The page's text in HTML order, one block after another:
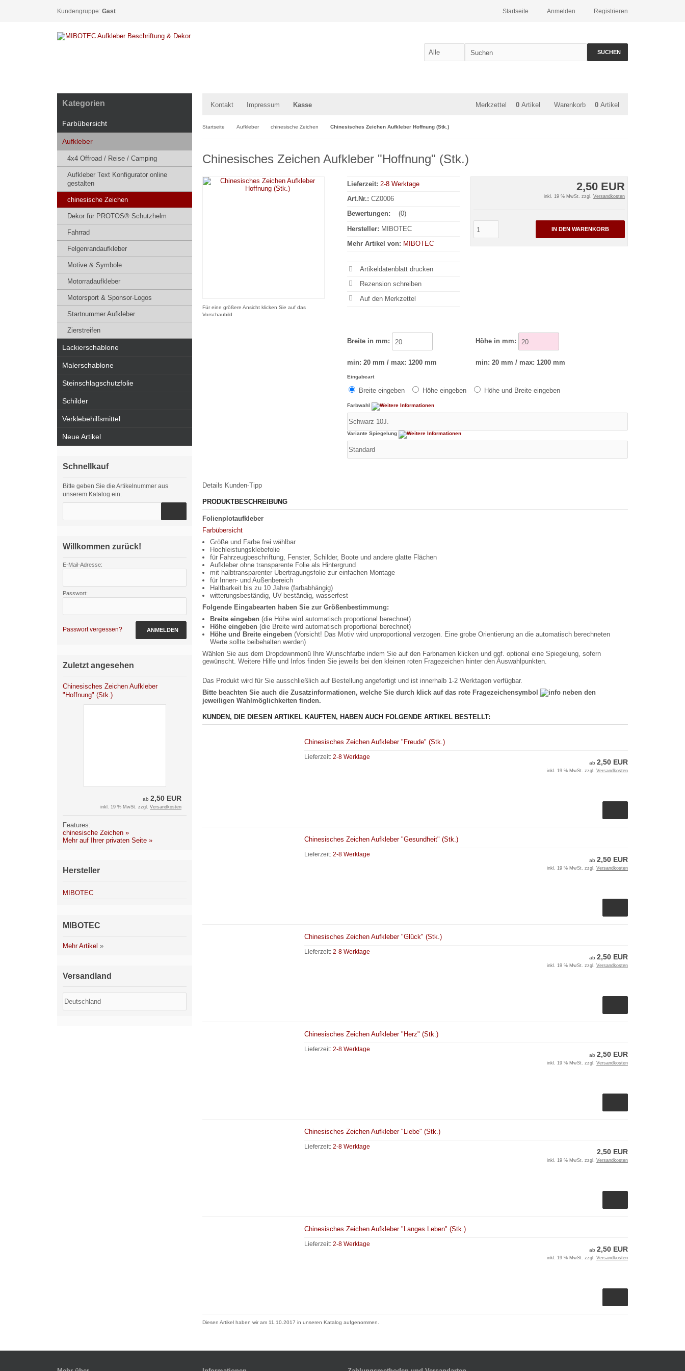
Kundengruppe: Gast Registrieren
Anmelden
Startseite
SUCHEN
Kontakt Impressum Kasse Warenkorb 0 Artikel
Merkzettel 0 Artikel
Startseite Aufkleber chinesische Zeichen Chinesisches Zeichen Aufkleber Hoffnung (Stk.)
Chinesisches Zeichen Aufkleber "Hoffnung" (Stk.)
Für eine größere Ansicht klicken Sie auf das
Vorschaubild
2,50 EUR
inkl. 19 % MwSt. zzgl. Versandkosten
IN DEN WARENKORB
Lieferzeit: 2-8 Werktage
Art.Nr.: CZ0006
Bewertungen:
(0)
Hersteller: MIBOTEC
Mehr Artikel von: MIBOTEC
Artikeldatenblatt drucken
Rezension schreiben
Breite in mm: Höhe in mm:
min: 20 mm / max: 1200 mm min: 20 mm / max: 1200 mm
Eingabeart
Breite eingeben Höhe eingeben Höhe und Breite eingeben
Farbwahl
Variante Spiegelung
Details Kunden-Tipp
PRODUKTBESCHREIBUNG
Folienplotaufkleber
Farbübersicht
Größe und Farbe frei wählbar
Hochleistungsklebefolie
für Fahrzeugbeschriftung, Fenster, Schilder, Boote und andere glatte Flächen
Aufkleber ohne transparente Folie als Hintergrund
mit halbtransparenter Übertragungsfolie zur einfachen Montage
für Innen- und Außenbereich
Haltbarkeit bis zu 10 Jahre (farbabhängig)
witterungsbeständig, UV-beständig, wasserfest
Folgende Eingabearten haben Sie zur Größenbestimmung:
Breite eingeben (die Höhe wird automatisch proportional berechnet)
Höhe eingeben (die Breite wird automatisch proportional berechnet)
Höhe und Breite eingeben (Vorsicht! Das Motiv wird unproportional verzogen. Eine grobe Orientierung an die automatisch berechneten
Werte sollte beibehalten werden)
Wählen Sie aus dem Dropdownmenü Ihre Wunschfarbe indem Sie auf den Farbnamen klicken und ggf. optional eine Spiegelung, sofern
gewünscht. Weitere Hilfe und Infos finden Sie jeweils bei den kleinen roten Fragezeichen hinter den Auswahlpunkten.
Das Produkt wird für Sie ausschließlich auf Bestellung angefertigt und ist innerhalb 1-2 Werktagen verfügbar.
Bitte beachten Sie auch die Zusatzinformationen, welche Sie durch klick auf das rote Fragezeichensymbol
neben den
jeweiligen Wahlmöglichkeiten finden.
KUNDEN, DIE DIESEN ARTIKEL KAUFTEN, HABEN AUCH FOLGENDE ARTIKEL BESTELLT:
Chinesisches Zeichen Aufkleber "Freude" (Stk.)
Lieferzeit:2-8 Werktage
ab 2,50 EUR
inkl. 19 % MwSt. zzgl. Versandkosten
Chinesisches Zeichen Aufkleber "Gesundheit" (Stk.)
Lieferzeit:2-8 Werktage
ab 2,50 EUR
inkl. 19 % MwSt. zzgl. Versandkosten
Chinesisches Zeichen Aufkleber "Glück" (Stk.)
Lieferzeit:2-8 Werktage
ab 2,50 EUR
inkl. 19 % MwSt. zzgl. Versandkosten
Chinesisches Zeichen Aufkleber "Herz" (Stk.)
Lieferzeit:2-8 Werktage
ab 2,50 EUR
inkl. 19 % MwSt. zzgl. Versandkosten
Chinesisches Zeichen Aufkleber "Liebe" (Stk.)
Lieferzeit:2-8 Werktage
2,50 EUR
inkl. 19 % MwSt. zzgl. Versandkosten
Chinesisches Zeichen Aufkleber "Langes Leben" (Stk.)
Lieferzeit:2-8 Werktage
ab 2,50 EUR
inkl. 19 % MwSt. zzgl. Versandkosten
Diesen Artikel haben wir am 11.10.2017 in unseren Katalog aufgenommen.
Kategorien
Farbübersicht
Aufkleber
4x4 Offroad / Reise / Camping
Aufkleber Text Konfigurator online
gestalten
chinesische Zeichen
Dekor für PROTOS® Schutzhelm
Fahrrad
Felgenrandaufkleber
Motive & Symbole
Motorradaufkleber
Motorsport & Sponsor-Logos
Startnummer Aufkleber
Zierstreifen
Lackierschablone
Malerschablone
Steinschlagschutzfolie
Schilder
Verklebehilfsmittel
Neue Artikel
Schnellkauf
Bitte geben Sie die Artikelnummer aus
unserem Katalog ein.
Willkommen zurück!
E-Mail-Adresse:
Passwort:
Passwort vergessen? ANMELDEN
Zuletzt angesehen
Chinesisches Zeichen Aufkleber
"Hoffnung" (Stk.)
ab 2,50 EUR
inkl. 19 % MwSt. zzgl. Versandkosten
Features:
chinesische Zeichen »
Mehr auf Ihrer privaten Seite »
Hersteller
MIBOTEC
MIBOTEC
Mehr Artikel »
Versandland